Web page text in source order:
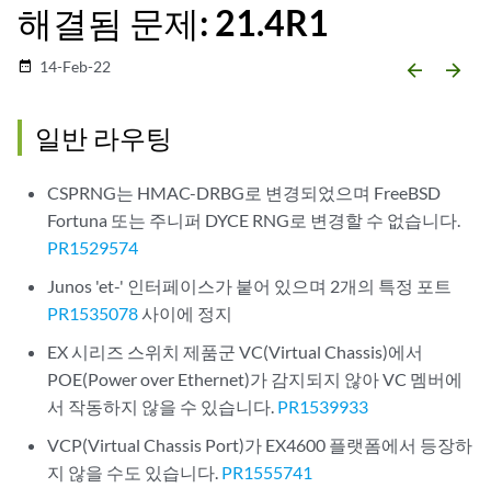
해결됨 문제: 21.4R1
date_range 14-Feb-22 arrow_backward arrow_forward
일반 라우팅
CSPRNG는 HMAC-DRBG로 변경되었으며 FreeBSD
Fortuna 또는 주니퍼 DYCE RNG로 변경할 수 없습니다.
PR1529574
Junos 'et-' 인터페이스가 붙어 있으며 2개의 특정 포트
PR1535078사이에 정지
EX 시리즈 스위치 제품군 VC(Virtual Chassis)에서
POE(Power over Ethernet)가 감지되지 않아 VC 멤버에
서 작동하지 않을 수 있습니다. PR1539933
VCP(Virtual Chassis Port)가 EX4600 플랫폼에서 등장하
지 않을 수도 있습니다. PR1555741